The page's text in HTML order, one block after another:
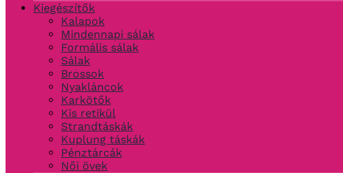
Kiegészítők
Kalapok
Mindennapi sálak
Formális sálak
Sálak
Brossok
Nyakláncok
Karkötők
Kis retikül
Strandtáskák
Kuplung táskák
Pénztárcák
Női övek